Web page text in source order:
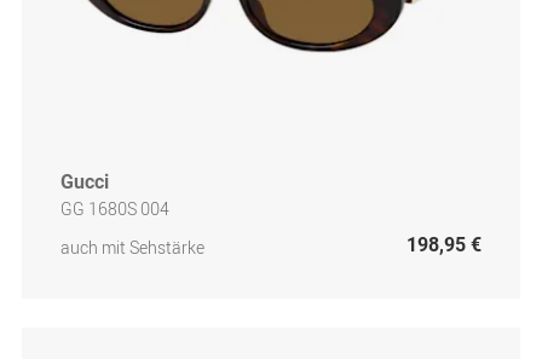
Gucci
GG 1680S 004
auch mit Sehstärke
198,95 €